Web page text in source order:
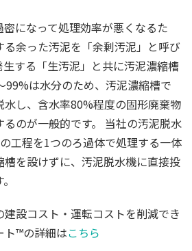
になって処理効率が悪くなるた
余った汚泥を「余剰汚泥」と呼び
する「生汚泥」と共に汚泥濃縮槽
99%は水分のため、汚泥濃縮槽で
水し、含水率80%程度の固形廃棄物
るのが一般的です。 当社の汚泥脱水
工程を1つのろ過体で処理する一体
を設けずに、汚泥脱水機に直接投
設コスト・運転コストを削減でき
ト™の詳細はこちら